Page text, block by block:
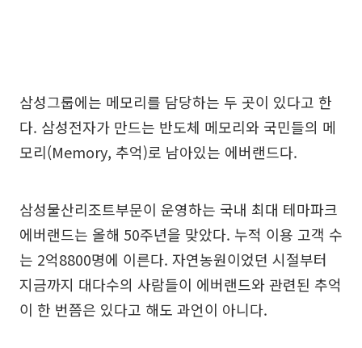
삼성그룹에는 메모리를 담당하는 두 곳이 있다고 한
다. 삼성전자가 만드는 반도체 메모리와 국민들의 메
모리(Memory, 추억)로 남아있는 에버랜드다.
삼성물산리조트부문이 운영하는 국내 최대 테마파크
에버랜드는 올해 50주년을 맞았다. 누적 이용 고객 수
는 2억8800명에 이른다. 자연농원이었던 시절부터
지금까지 대다수의 사람들이 에버랜드와 관련된 추억
이 한 번쯤은 있다고 해도 과언이 아니다.